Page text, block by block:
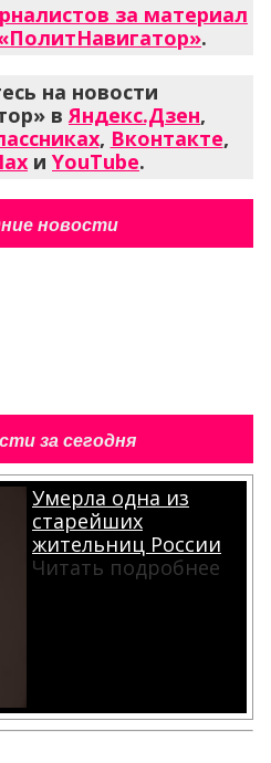
за материал
.
на новости
вЯндекс.Дзен,
, Вконтакте,
и YouTube.
новости
за сегодня
Умерла одна из
старейших
жительниц России
Читать подробнее